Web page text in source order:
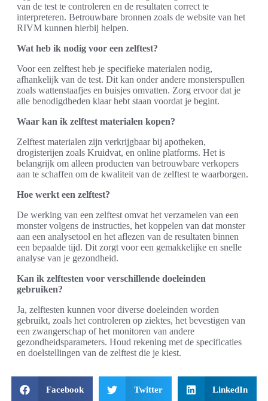
van de test te controleren en de resultaten correct te
interpreteren. Betrouwbare bronnen zoals de website van het
RIVM kunnen hierbij helpen.
Wat heb ik nodig voor een zelftest?
Voor een zelftest heb je specifieke materialen nodig,
afhankelijk van de test. Dit kan onder andere monsterspullen
zoals wattenstaafjes en buisjes omvatten. Zorg ervoor dat je
alle benodigdheden klaar hebt staan voordat je begint.
Waar kan ik zelftest materialen kopen?
Zelftest materialen zijn verkrijgbaar bij apotheken,
drogisterijen zoals Kruidvat, en online platforms. Het is
belangrijk om alleen producten van betrouwbare verkopers
aan te schaffen om de kwaliteit van de zelftest te waarborgen.
Hoe werkt een zelftest?
De werking van een zelftest omvat het verzamelen van een
monster volgens de instructies, het koppelen van dat monster
aan een analysetool en het aflezen van de resultaten binnen
een bepaalde tijd. Dit zorgt voor een gemakkelijke en snelle
analyse van je gezondheid.
Kan ik zelftesten voor verschillende doeleinden
gebruiken?
Ja, zelftesten kunnen voor diverse doeleinden worden
gebruikt, zoals het controleren op ziektes, het bevestigen van
een zwangerschap of het monitoren van andere
gezondheidsparameters. Houd rekening met de specificaties
en doelstellingen van de zelftest die je kiest.
Facebook Twitter LinkedIn